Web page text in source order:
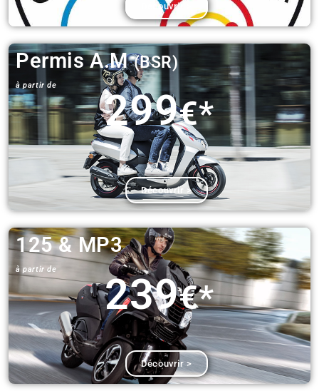
Découvrir >
Permis A.M(BSR)​
à partir de​
299€*
Découvrir >
125 & MP3​
à partir de​
239€*
Découvrir >